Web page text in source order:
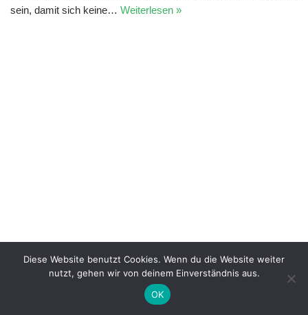
sein, damit sich keine… Weiterlesen »
Diese Website benutzt Cookies. Wenn du die Website weiter
nutzt, gehen wir von deinem Einverständnis aus.
OK